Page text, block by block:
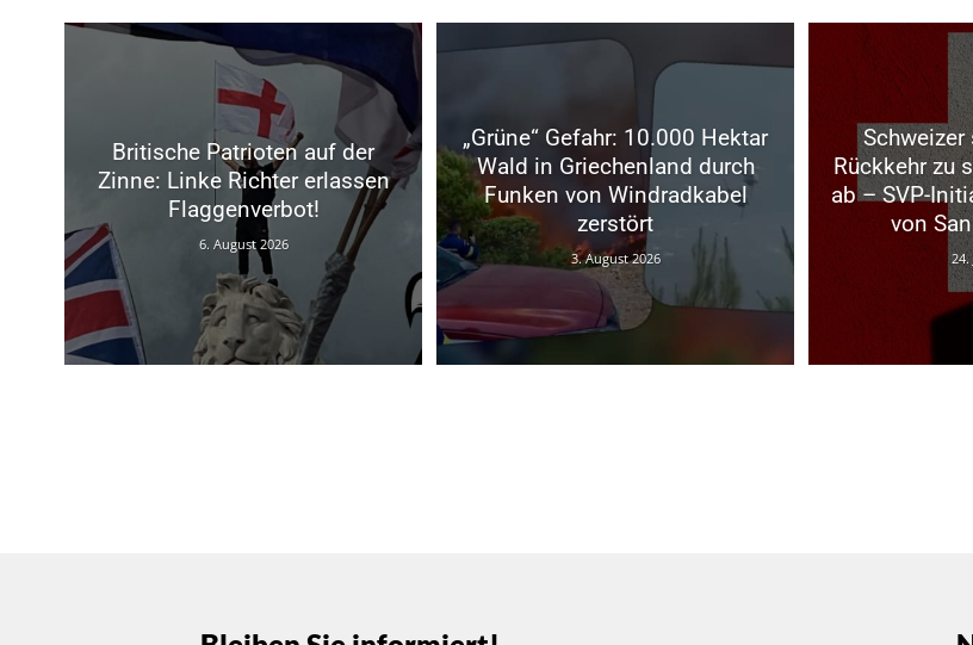
Britische Patrioten auf der
Zinne: Linke Richter erlassen
Flaggenverbot!
6. August 2026
„Grüne“ Gefahr: 10.000 Hektar
Wald in Griechenland durch
Funken von Windradkabel
zerstört
3. August 2026
Rückkehr zu
ab – SVP-
von
24.